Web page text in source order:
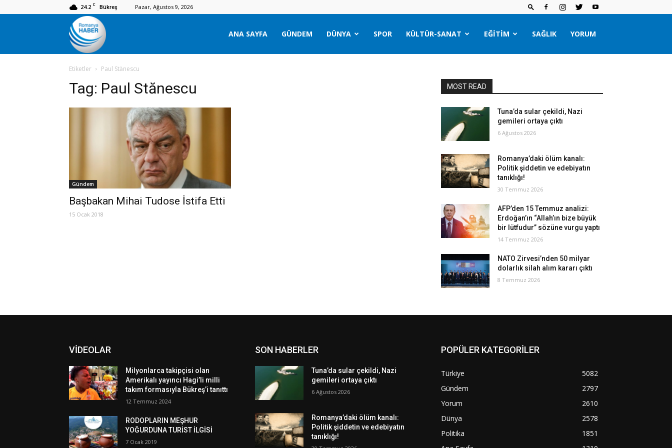
24.2 C Bükreş Pazar, Ağustos 9, 2026
Romanya
Haber
ANA SAYFA GÜNDEM DÜNYA SPOR KÜLTÜR-SANAT EĞITIM SAĞLIK YORUM
Etiketler Paul Stănescu
Tag: Paul Stănescu
Gündem
Başbakan Mihai Tudose İstifa Etti
15 Ocak 2018
MOST READ
Tuna’da sular çekildi, Nazi
gemileri ortaya çıktı
6 Ağustos 2026
Romanya’daki ölüm kanalı:
Politik şiddetin ve edebiyatın
tanıklığı!
30 Temmuz 2026
AFP’den 15 Temmuz analizi:
Erdoğan’ın “Allah’ın bize büyük
bir lütfudur” sözüne vurgu yaptı
14 Temmuz 2026
NATO Zirvesi’nden 50 milyar
dolarlık silah alım kararı çıktı
8 Temmuz 2026
VİDEOLAR
Milyonlarca takipçisi olan
Amerikalı yayıncı Hagi’li milli
takım formasıyla Bükreş’i tanıttı
12 Temmuz 2024
RODOPLARIN MEŞHUR
YOĞURDUNA TURİST İLGİSİ
7 Ocak 2019
SON HABERLER
Tuna’da sular çekildi, Nazi
gemileri ortaya çıktı
6 Ağustos 2026
Romanya’daki ölüm kanalı:
Politik şiddetin ve edebiyatın
tanıklığı!
POPÜLER KATEGORİLER
Türkiye
5082
Gündem
2797
Yorum
2610
Dünya
2578
Politika
1851